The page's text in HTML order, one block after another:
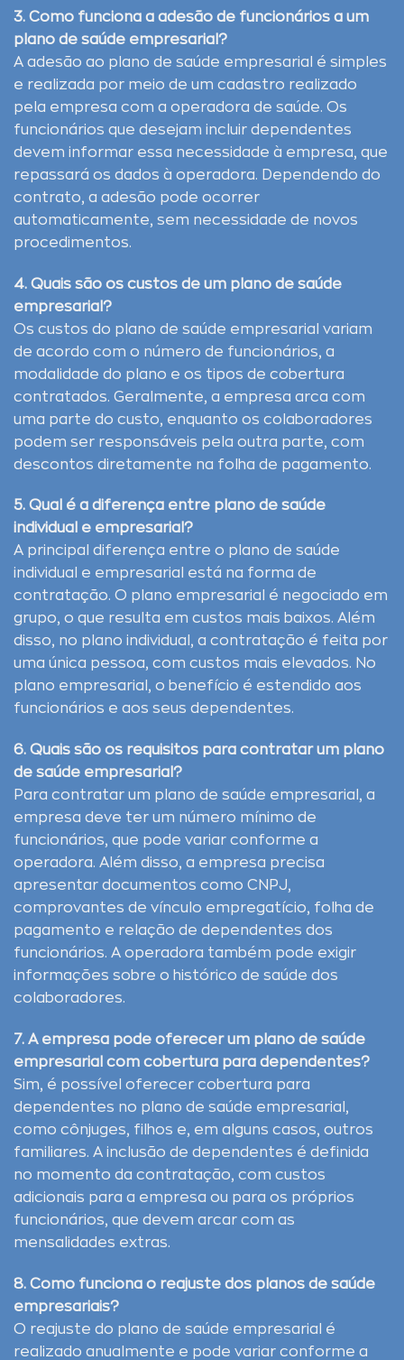
3. Como funciona a adesão de funcionários a um
plano de saúde empresarial?
A adesão ao plano de saúde empresarial é simples
e realizada por meio de um cadastro realizado
pela empresa com a operadora de saúde. Os
funcionários que desejam incluir dependentes
devem informar essa necessidade à empresa, que
repassará os dados à operadora. Dependendo do
contrato, a adesão pode ocorrer
automaticamente, sem necessidade de novos
procedimentos.
4. Quais são os custos de um plano de saúde
empresarial?
Os custos do plano de saúde empresarial variam
de acordo com o número de funcionários, a
modalidade do plano e os tipos de cobertura
contratados. Geralmente, a empresa arca com
uma parte do custo, enquanto os colaboradores
podem ser responsáveis pela outra parte, com
descontos diretamente na folha de pagamento.
5. Qual é a diferença entre plano de saúde
individual e empresarial?
A principal diferença entre o plano de saúde
individual e empresarial está na forma de
contratação. O plano empresarial é negociado em
grupo, o que resulta em custos mais baixos. Além
disso, no plano individual, a contratação é feita por
uma única pessoa, com custos mais elevados. No
plano empresarial, o benefício é estendido aos
funcionários e aos seus dependentes.
6. Quais são os requisitos para contratar um plano
de saúde empresarial?
Para contratar um plano de saúde empresarial, a
empresa deve ter um número mínimo de
funcionários, que pode variar conforme a
operadora. Além disso, a empresa precisa
apresentar documentos como CNPJ,
comprovantes de vínculo empregatício, folha de
pagamento e relação de dependentes dos
funcionários. A operadora também pode exigir
informações sobre o histórico de saúde dos
colaboradores.
7. A empresa pode oferecer um plano de saúde
empresarial com cobertura para dependentes?
Sim, é possível oferecer cobertura para
dependentes no plano de saúde empresarial,
como cônjuges, filhos e, em alguns casos, outros
familiares. A inclusão de dependentes é definida
no momento da contratação, com custos
adicionais para a empresa ou para os próprios
funcionários, que devem arcar com as
mensalidades extras.
8. Como funciona o reajuste dos planos de saúde
empresariais?
O reajuste do plano de saúde empresarial é
realizado anualmente e pode variar conforme a